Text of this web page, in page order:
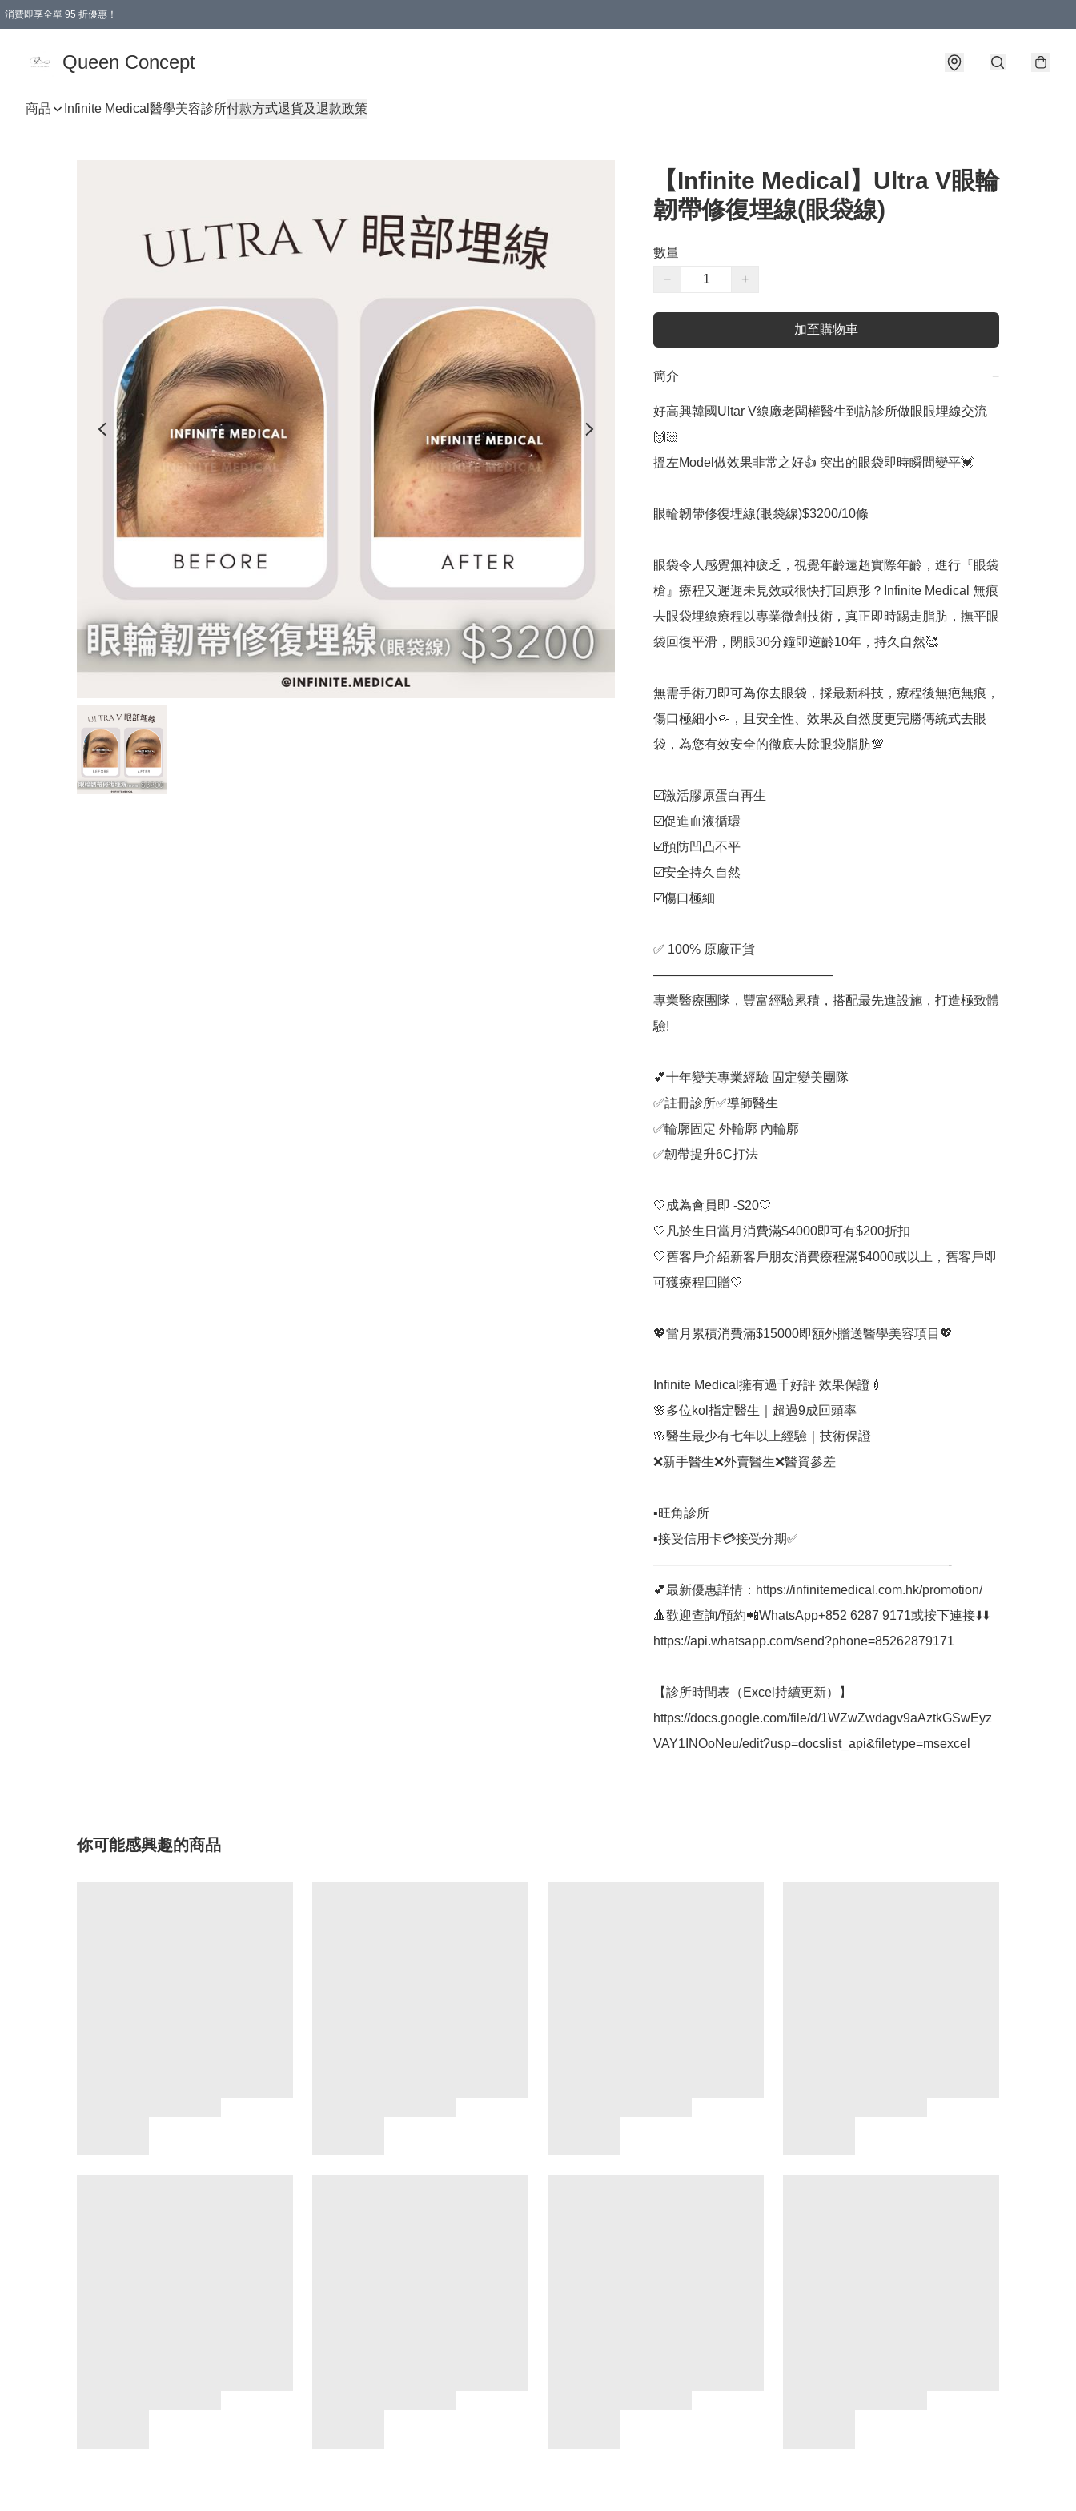
消費即享全單 95 折優惠！
Queen Concept
商品 Infinite Medical醫學美容診所付款方式退貨及退款政策
【Infinite Medical】Ultra V眼輪
韌帶修復埋線(眼袋線)
數量
−
+
加至購物車
簡介 −
好高興韓國Ultar V線廠老闆權醫生到訪診所做眼眼埋線交流
🙌🏻
搵左Model做效果非常之好👍 突出的眼袋即時瞬間變平💓
眼輪韌帶修復埋線(眼袋線)$3200/10條
眼袋令人感覺無神疲乏，視覺年齡遠超實際年齡，進行『眼袋
槍』療程又遲遲未見效或很快打回原形？Infinite Medical 無痕
去眼袋埋線療程以專業微創技術，真正即時踢走脂肪，撫平眼
袋回復平滑，閉眼30分鐘即逆齡10年，持久自然🥰
無需手術刀即可為你去眼袋，採最新科技，療程後無疤無痕，
傷口極細小🤏，且安全性、效果及自然度更完勝傳統式去眼
袋，為您有效安全的徹底去除眼袋脂肪💯
☑️激活膠原蛋白再生
☑️促進血液循環
☑️預防凹凸不平
☑️安全持久自然
☑️傷口極細
✅ 100% 原廠正貨
——————————————
專業醫療團隊，豐富經驗累積，搭配最先進設施，打造極致體
驗!
💕十年變美專業經驗 固定變美團隊
✅註冊診所✅導師醫生
✅輪廓固定 外輪廓 內輪廓
✅韌帶提升6C打法
🤍成為會員即 -$20🤍
🤍凡於生日當月消費滿$4000即可有$200折扣
🤍舊客戶介紹新客戶朋友消費療程滿$4000或以上，舊客戶即
可獲療程回贈🤍
💖當月累積消費滿$15000即額外贈送醫學美容項目💖
Infinite Medical擁有過千好評 效果保證💉⠀
🌸多位kol指定醫生｜超過9成回頭率
🌸醫生最少有七年以上經驗｜技術保證
❌新手醫生❌外賣醫生❌醫資參差
▪️旺角診所
▪️接受信用卡💳接受分期✅⠀
———————————————————————-⠀
💕最新優惠詳情：https://infinitemedical.com.hk/promotion/
🔺歡迎查詢/預約📲WhatsApp+852 6287 9171或按下連接⬇️⬇️
https://api.whatsapp.com/send?phone=85262879171
【診所時間表（Excel持續更新）】
https://docs.google.com/file/d/1WZwZwdagv9aAztkGSwEyz
你可能感興趣的商品